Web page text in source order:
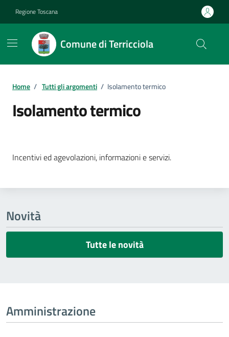
Regione Toscana
Comune di Terricciola
Home / Tutti gli argomenti / Isolamento termico
Isolamento termico
Incentivi ed agevolazioni, informazioni e servizi.
Novità
Tutte le novità
Amministrazione